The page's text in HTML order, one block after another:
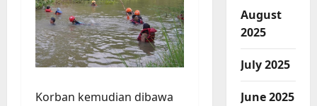
Korban kemudian dibawa
August
2025
July 2025
June 2025